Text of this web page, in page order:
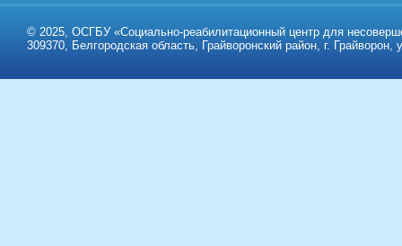
© 2025, ОСГБУ «Социально-реабилитационный центр для
309370, Белгородская область, Грайворонский район, г.